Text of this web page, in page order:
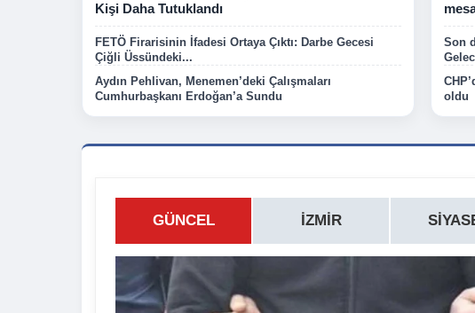
Kişi Daha Tutuklandı
FETÖ Firarisinin İfadesi Ortaya Çıktı: Darbe Gecesi
Çiğli Üssündeki...
Aydın Pehlivan, Menemen’deki Çalışmaları
Cumhurbaşkanı Erdoğan’a Sundu
Son
oldu
GÜNCEL İZMIR